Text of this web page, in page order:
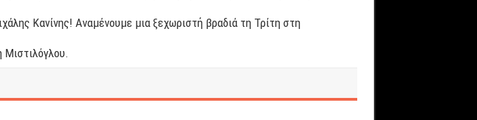
Κανίνης! Αναμένουμε μια ξεχωριστή βραδιά τη Τρίτη στη